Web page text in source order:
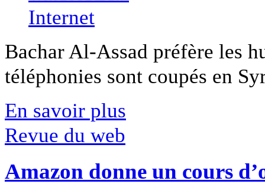
Bachar Al-Assad préfère les
téléphonies sont coupés en
En savoir plus
Revue du web
Amazon donne un cours